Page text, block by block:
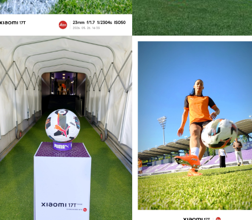
1250 ST teszt
IT MŰSZAKI IT MŰSZAKI